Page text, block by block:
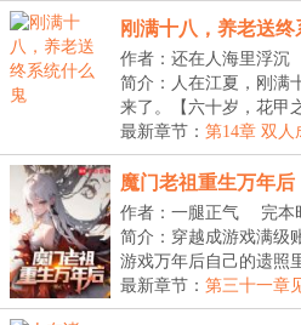
刚满十八，养老送
作者：还在人海里浮沉
20:36:08
简介：人在江夏，刚满
来了。【六十岁，花甲
时...
最新章节： 第14章 双人
魔门老祖重生万年后
作者：一腿正气
完本
简介：穿越成游戏满级
游戏万年后自己的遗照
中...
最新章节： 第三十一章